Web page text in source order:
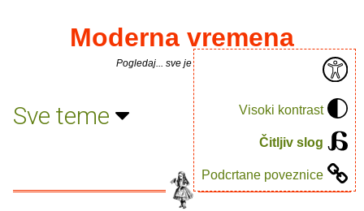
Visoki kontrast
Čitljiv slog
Podcrtane poveznice
Moderna vremena
Pogledaj... sve je puno knjiga.
Sve teme